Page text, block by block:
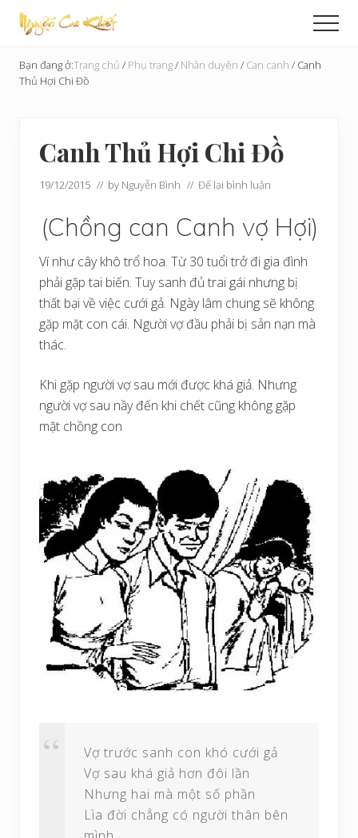
Menu
Skip
content
qua
sidebar
Tạo
Hoàn
Bạn đang ở:Trang chủ / Phụ trang/ Nhân duyên / Can canh / Canh
Thủ Hợi Chi Đồ
Canh Thủ Hợi Chi Đồ
19/12/2015 // by Nguyễn Bình // Để lại bình luận
(Chồng can Canh vợ Hợi)
Ví như cây khô trổ hoa. Từ 30 tuổi trở đi gia đình
phải gặp tai biến. Tuy sanh đủ trai gái nhưng bị
thất bại về việc cưới gả. Ngày lâm chung sẽ không
gặp mặt con cái. Người vợ đầu phải bị sản nạn mà
thác.
Khi gặp người vợ sau mới được khá giả. Nhưng
người vợ sau nầy đến khi chết cũng không gặp
mặt chồng con
Vợ trước sanh con khó cưới gả
Vợ sau khá giả hơn đôi lần
Nhưng hai mà một số phần
Lìa đời chẳng có người thân bên